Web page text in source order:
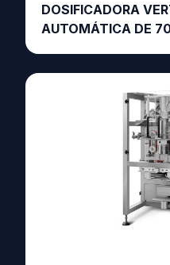
DOSIFICADORA
AUTOMÁTICA DE